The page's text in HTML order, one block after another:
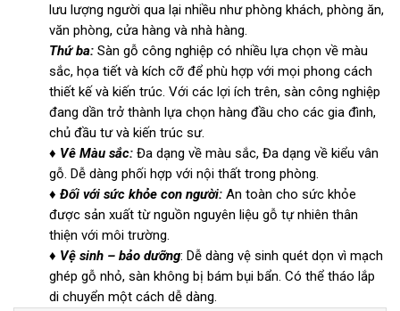
lưu lượng người qua lại nhiều như phòng khách, phòng ăn,
văn phòng, cửa hàng và nhà hàng.
Thứ ba: Sàn gỗ công nghiệp có nhiều lựa chọn về màu
sắc, họa tiết và kích cỡ để phù hợp với mọi phong cách
thiết kế và kiến trúc. Với các lợi ích trên, sàn công nghiệp
đang dần trở thành lựa chọn hàng đầu cho các gia đình,
chủ đầu tư và kiến trúc sư.
♦ Vê Màu sắc: Đa dạng về màu sắc, Đa dạng về kiểu vân
gỗ. Dễ dàng phối hợp với nội thất trong phòng.
♦ Đối với sức khỏe con người: An toàn cho sức khỏe
được sản xuất từ nguồn nguyên liệu gỗ tự nhiên thân
thiện với môi trường.
♦ Vệ sinh – bảo dưỡng: Dễ dàng vệ sinh quét dọn vì mạch
ghép gỗ nhỏ, sàn không bị bám bụi bẩn. Có thể tháo lắp
di chuyển một cách dễ dàng.